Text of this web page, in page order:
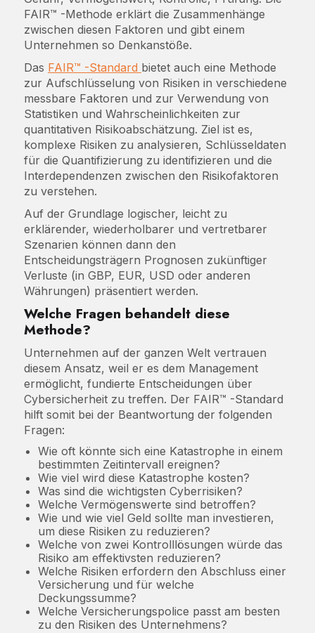
FAIR™ -Methode erklärt die Zusammenhänge
zwischen diesen Faktoren und gibt einem
Unternehmen so Denkanstöße.
Das FAIR™ -Standard bietet auch eine Methode
zur Aufschlüsselung von Risiken in verschiedene
messbare Faktoren und zur Verwendung von
Statistiken und Wahrscheinlichkeiten zur
quantitativen Risikoabschätzung. Ziel ist es,
komplexe Risiken zu analysieren, Schlüsseldaten
für die Quantifizierung zu identifizieren und die
Interdependenzen zwischen den Risikofaktoren
zu verstehen.
Auf der Grundlage logischer, leicht zu
erklärender, wiederholbarer und vertretbarer
Szenarien können dann den
Entscheidungsträgern Prognosen zukünftiger
Verluste (in GBP, EUR, USD oder anderen
Währungen) präsentiert werden.
Welche Fragen behandelt diese
Methode?
Unternehmen auf der ganzen Welt vertrauen
diesem Ansatz, weil er es dem Management
ermöglicht, fundierte Entscheidungen über
Cybersicherheit zu treffen. Der FAIR™ -Standard
hilft somit bei der Beantwortung der folgenden
Fragen:
Wie oft könnte sich eine Katastrophe in einem
bestimmten Zeitintervall ereignen?
Wie viel wird diese Katastrophe kosten?
Was sind die wichtigsten Cyberrisiken?
Welche Vermögenswerte sind betroffen?
Wie und wie viel Geld sollte man investieren,
um diese Risiken zu reduzieren?
Welche von zwei Kontrolllösungen würde das
Risiko am effektivsten reduzieren?
Welche Risiken erfordern den Abschluss einer
Versicherung und für welche
Deckungssumme?
Welche Versicherungspolice passt am besten
zu den Risiken des Unternehmens?